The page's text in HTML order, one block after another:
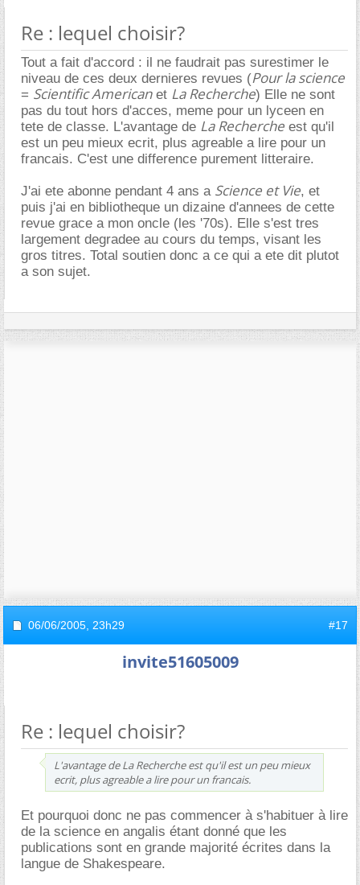
Re : lequel choisir?
Tout a fait d'accord : il ne faudrait pas surestimer le
niveau de ces deux dernieres revues (Pour la science
= Scientific Americanet La Recherche) Elle ne sont
pas du tout hors d'acces, meme pour un lyceen en
tete de classe. L'avantage de La Recherche est qu'il
est un peu mieux ecrit, plus agreable a lire pour un
francais. C'est une difference purement litteraire.
J'ai ete abonne pendant 4 ans a Science et Vie, et
puis j'ai en bibliotheque un dizaine d'annees de cette
revue grace a mon oncle (les '70s). Elle s'est tres
largement degradee au cours du temps, visant les
gros titres. Total soutien donc a ce qui a ete dit plutot
a son sujet.
06/06/2005, 23h29 #17
invite51605009
Re : lequel choisir?
L'avantage de La Recherche est qu'il est un peu mieux
ecrit, plus agreable a lire pour un francais.
Et pourquoi donc ne pas commencer à s'habituer à lire
de la science en angalis étant donné que les
publications sont en grande majorité écrites dans la
langue de Shakespeare.